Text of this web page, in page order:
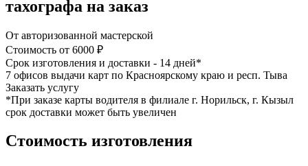
тахографа на заказ
От авторизованной мастерской
Стоимость от 6000 ₽
Срок изготовления и доставки - 14 дней*
7 офисов выдачи карт по Красноярскому краю и респ. Тыва
Заказать услугу
*При заказе карты водителя в филиале г. Норильск, г. Кызыл
срок доставки может быть увеличен
Стоимость изготовления